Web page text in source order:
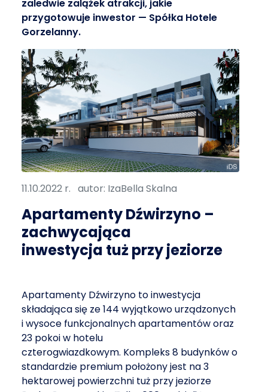
zaledwie zalążek atrakcji, jakie
przygotowuje inwestor — Spółka Hotele
Gorzelanny.
11.10.2022 r. autor: IzaBella Skalna
Apartamenty Dźwirzyno –
zachwycająca
inwestycja tuż przy jeziorze
Apartamenty Dźwirzyno to inwestycja
składająca się ze 144 wyjątkowo urządzonych
i wysoce funkcjonalnych apartamentów oraz
23 pokoi w hotelu
czterogwiazdkowym. Kompleks 8 budynków o
standardzie premium położony jest na 3
hektarowej powierzchni tuż przy jeziorze